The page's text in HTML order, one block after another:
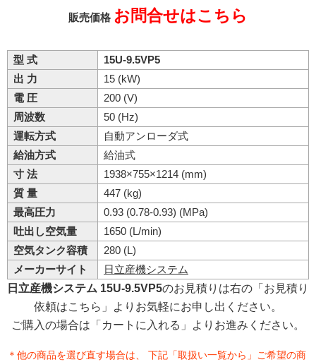
販売価格 お問合せはこちら
型 式
15U-9.5VP5
出 力
15 (kW)
電 圧
200 (V)
周波数
50 (Hz)
運転方式
自動アンローダ式
給油方式
給油式
寸 法
1938×755×1214 (mm)
質 量
447 (kg)
最高圧力
0.93 (0.78-0.93) (MPa)
吐出し空気量
1650 (L/min)
空気タンク容積
280 (L)
メーカーサイト
日立産機システム
日立産機システム 15U-9.5VP5のお見積りは右の「お見積り
依頼はこちら」よりお気軽にお申し出ください。
ご購入の場合は「カートに入れる」よりお進みください。
＊他の商品を選び直す場合は、 下記「取扱い一覧から」ご希望の商